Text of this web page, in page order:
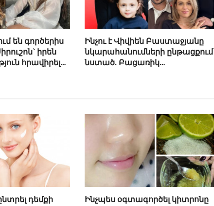
են գործերիս
իրեն
հրավիրելու
Ինչու է Վիվիեն Բաստաջյանը
նկարահանումների ընթացքում
նստած. Բացառիկ
դեմքի
Ինչպես օգտագործել կիտրոնը